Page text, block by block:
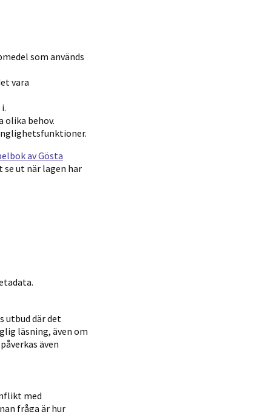
som används
vara
olika behov.
av Gösta
ut när lagen har
utbud där det
läsning, även om
även
med
fråga är hur